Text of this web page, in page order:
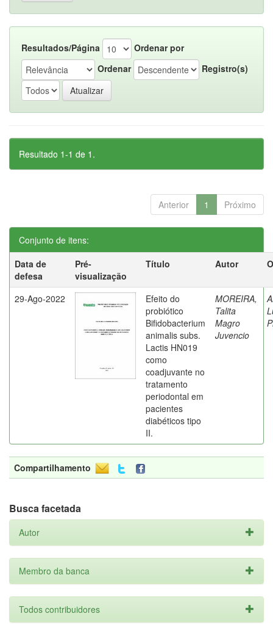
Resultados/Página
Ordenar por
Ordenar
Registro(s)
Resultado 1-1 de 1.
Anterior 1 Próximo
Conjunto de itens:
Data de
defesa
Pré-
visualização
Título Autor
29-Ago-2022
Efeito do
probiótico
Bifidobacterium
animalis subs.
Lactis HN019
como
coadjuvante no
tratamento
periodontal em
pacientes
diabéticos tipo
II.
MOREIRA,
Talita
Magro
Juvencio
Compartilhamento
Busca facetada
Autor
Membro da banca
Todos contribuidores